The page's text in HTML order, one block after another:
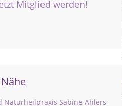
Mitglied werden!
Naturheilpraxis Sabine Ahlers